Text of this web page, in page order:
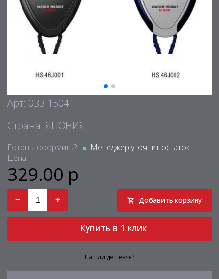
Арт: 033-1504
Страна: ЯПОНИЯ
Готовы оформить?:
Менеджер уточнит остаток
Цена:
329.00 р
− + Добавить корзину
Купить в 1 клик
Нашли дешевле?